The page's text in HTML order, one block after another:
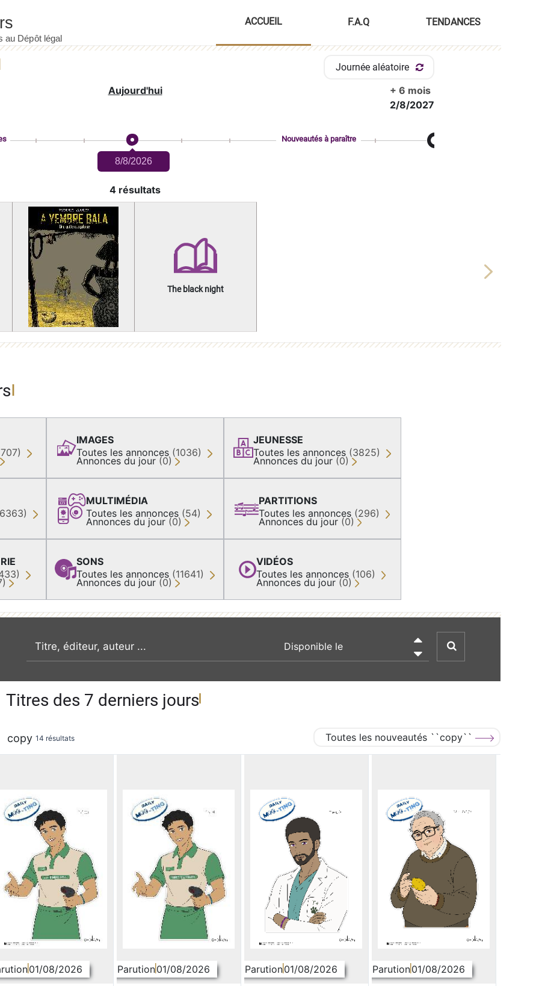
ACCUEIL F.A.Q TENDANCES
Journée aléatoire
Aujourd'hui
+ 6 mois
2/8/2027
8/8/2026
Nouveautés à paraître
4 résultats
The black night
Next
IMAGES
Toutes les annonces (1036)
Annonces du jour (0)
MULTIMÉDIA
Toutes les annonces (54)
Annonces du jour (0)
SONS
Toutes les annonces (11641)
Annonces du jour (0)
JEUNESSE
Toutes les annonces (3825)
Annonces du jour (0)
PARTITIONS
Toutes les annonces (296)
Annonces du jour (0)
VIDÉOS
Toutes les annonces (106)
Annonces du jour (0)
recherche par mot clé

Titres des 7 derniers jours
copy 14 résultats Toutes les nouveautés ``copy``
01/08/2026 Parution01/08/2026 Parution01/08/2026 Parution01/08/2026